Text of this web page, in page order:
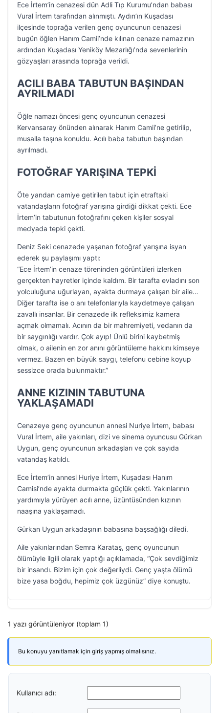
Ece İrtem’in cenazesi dün Adli Tıp Kurumu’ndan babası
Vural İrtem tarafından alınmıştı. Aydın’ın Kuşadası
ilçesinde toprağa verilen genç oyuncunun cenazesi
bugün öğlen Hanım Camii’nde kılınan cenaze namazının
ardından Kuşadası Yeniköy Mezarlığı’nda sevenlerinin
gözyaşları arasında toprağa verildi.
ACILI BABA TABUTUN BAŞINDAN
AYRILMADI
Öğle namazı öncesi genç oyuncunun cenazesi
Kervansaray önünden alınarak Hanım Camii’ne getirilip,
musalla taşına konuldu. Acılı baba tabutun başından
ayrılmadı.
FOTOĞRAF YARIŞINA TEPKİ
Öte yandan camiye getirilen tabut için etraftaki
vatandaşların fotoğraf yarışına girdiği dikkat çekti. Ece
İrtem’in tabutunun fotoğrafını çeken kişiler sosyal
medyada tepki çekti.
Deniz Seki cenazede yaşanan fotoğraf yarışına isyan
ederek şu paylaşımı yaptı:
“Ece İrtem’in cenaze töreninden görüntüleri izlerken
gerçekten hayretler içinde kaldım. Bir tarafta evladını son
yolculuğuna uğurlayan, ayakta durmaya çalışan bir aile…
Diğer tarafta ise o anı telefonlarıyla kaydetmeye çalışan
zavallı insanlar. Bir cenazede ilk refleksimiz kamera
açmak olmamalı. Acının da bir mahremiyeti, vedanın da
bir saygınlığı vardır. Çok ayıp! Ünlü birini kaybetmiş
olmak, o ailenin en zor anını görüntüleme hakkını kimseye
vermez. Bazen en büyük saygı, telefonu cebine koyup
sessizce orada bulunmaktır.”
ANNE KIZININ TABUTUNA
YAKLAŞAMADI
Cenazeye genç oyuncunun annesi Nuriye İrtem, babası
Vural İrtem, aile yakınları, dizi ve sinema oyuncusu Gürkan
Uygun, genç oyuncunun arkadaşları ve çok sayıda
vatandaş katıldı.
Ece İrtem’in annesi Huriye İrtem, Kuşadası Hanım
Camisi’nde ayakta durmakta güçlük çekti. Yakınlarının
yardımıyla yürüyen acılı anne, üzüntüsünden kızının
naaşına yaklaşamadı.
Gürkan Uygun arkadaşının babasına başsağlığı diledi.
Aile yakınlarından Semra Karataş, genç oyuncunun
ölümüyle ilgili olarak yaptığı açıklamada, “Çok sevdiğimiz
bir insandı. Bizim için çok değerliydi. Genç yaşta ölümü
bize yasa boğdu, hepimiz çok üzgünüz” diye konuştu.
1 yazı görüntüleniyor (toplam 1)
Bu konuyu yanıtlamak için giriş yapmış olmalısınız.
Kullanıcı adı: